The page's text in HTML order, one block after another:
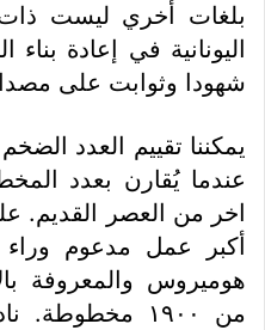
بلغات أخري ليست
اليونانية في إعادة
شهودا وثوابت على
يمكننا تقييم العدد
عندما يُقارن بعدد
اخر من العصر القديم.
أكبر عمل مدعوم وراء
هوميروس والمعروفة
من ١٩٠٠